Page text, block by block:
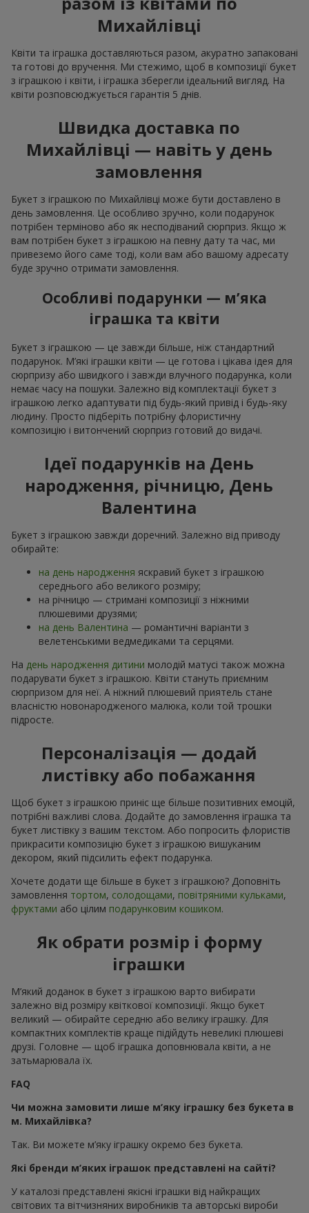
Михайлівці
Квіти та іграшка доставляються разом, акуратно запаковані
та готові до вручення. Ми стежимо, щоб в композиції букет
з іграшкою і квіти, і іграшка зберегли ідеальний вигляд. На
квіти розповсюджується гарантія 5 днів.
Швидка доставка по
Михайлівці — навіть у день
замовлення
Букет з іграшкою по Михайлівці може бути доставлено в
день замовлення. Це особливо зручно, коли подарунок
потрібен терміново або як несподіваний сюрприз. Якщо ж
вам потрібен букет з іграшкою на певну дату та час, ми
привеземо його саме тоді, коли вам або вашому адресату
буде зручно отримати замовлення.
Особливі подарунки — м’яка
іграшка та квіти
Букет з іграшкою — це завжди більше, ніж стандартний
подарунок. М’які іграшки квіти — це готова і цікава ідея для
сюрпризу або швидкого і завжди влучного подарунка, коли
немає часу на пошуки. Залежно від комплектації букет з
іграшкою легко адаптувати під будь-який привід і будь-яку
людину. Просто підберіть потрібну флористичну
композицію і витончений сюрприз готовий до видачі.
Ідеї подарунків на День
народження, річницю, День
Валентина
Букет з іграшкою завжди доречний. Залежно від приводу
обирайте:
на день народження яскравий букет з іграшкою
середнього або великого розміру;
на річницю — стримані композиції з ніжними
плюшевими друзями;
на день Валентина — романтичні варіанти з
велетенськими ведмедиками та серцями.
На день народження дитини молодій матусі також можна
подарувати букет з іграшкою. Квіти стануть приємним
сюрпризом для неї. А ніжний плюшевий приятель стане
власністю новонародженого малюка, коли той трошки
підросте.
Персоналізація — додай
листівку або побажання
Щоб букет з іграшкою приніс ще більше позитивних емоцій,
потрібні важливі слова. Додайте до замовлення іграшка та
букет листівку з вашим текстом. Або попросить флористів
прикрасити композицію букет з іграшкою вишуканим
декором, який підсилить ефект подарунка.
Хочете додати ще більше в букет з іграшкою? Доповніть
замовлення тортом, солодощами, повітряними кульками,
фруктами або цілим подарунковим кошиком.
Як обрати розмір і форму
іграшки
М’який доданок в букет з іграшкою варто вибирати
залежно від розміру квіткової композиції. Якщо букет
великий — обирайте середню або велику іграшку. Для
компактних комплектів краще підійдуть невеликі плюшеві
друзі. Головне — щоб іграшка доповнювала квіти, а не
затьмарювала їх.
FAQ
Чи можна замовити лише м’яку іграшку без букета в
м. Михайлівка?
Так. Ви можете м’яку іграшку окремо без букета.
Які бренди м’яких іграшок представлені на сайті?
У каталозі представлені якісні іграшки від найкращих
світових та вітчизняних виробників та авторські вироби